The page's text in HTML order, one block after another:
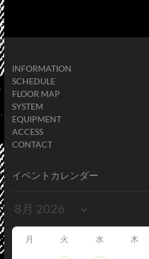
INFORMATION
SCHEDULE
FLOOR MAP
SYSTEM
EQUIPMENT
ACCESS
CONTACT
イベントカレンダー
月 火 水 木